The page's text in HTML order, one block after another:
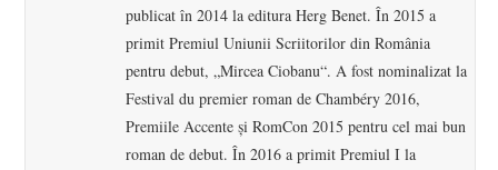
publicat în 2014 la editura Herg Benet. În 2015 a
primit Premiul Uniunii Scriitorilor din România
pentru debut, „Mircea Ciobanu“. A fost nominalizat la
Festival du premier roman de Chambéry 2016,
Premiile Accente și RomCon 2015 pentru cel mai bun
roman de debut. În 2016 a primit Premiul I la